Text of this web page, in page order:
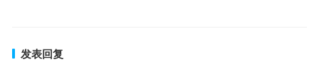
发表回复